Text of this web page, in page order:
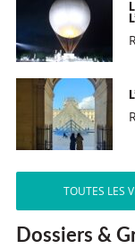
TOUTES LES
Dossiers &